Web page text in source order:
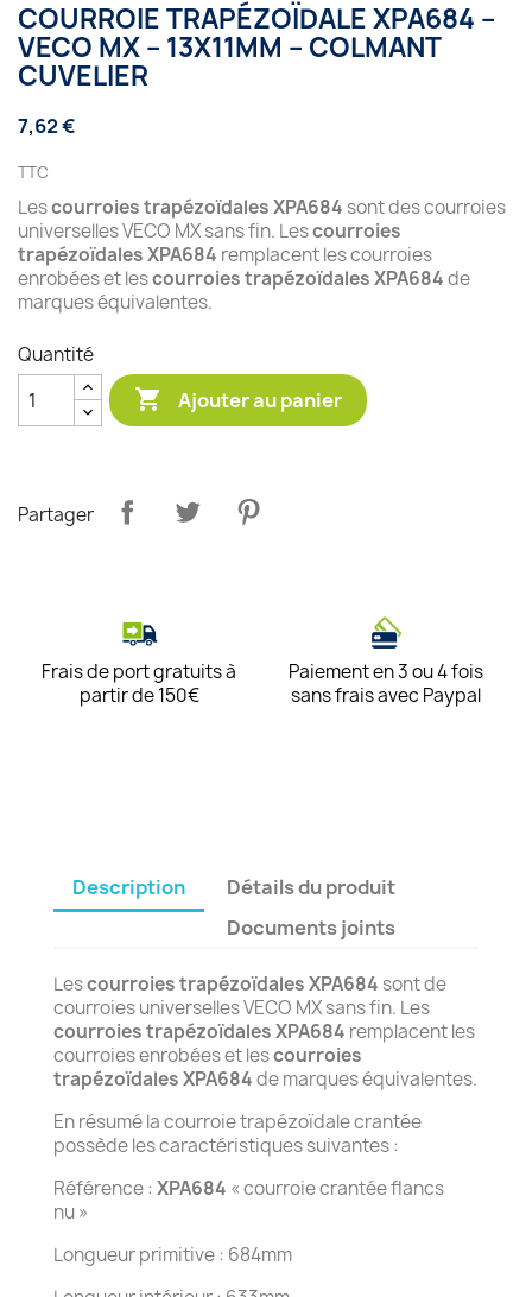
COURROIE TRAPÉZOÏDALE XPA684 –
VECO MX – 13X11MM – COLMANT
CUVELIER
7,62 €
TTC
Lescourroies trapézoïdales XPA684 sont des courroies
universelles VECO MX sans fin. Lescourroies
trapézoïdales XPA684 remplacent les courroies
enrobées et lescourroies trapézoïdales XPA684de
marques équivalentes.
Quantité
 Ajouter au panier
Partager
Frais de port gratuits à
partir de 150€
Paiement en 3 ou 4 fois
sans frais avec Paypal
Description
Détails du produit
Documents joints
Lescourroies trapézoïdales XPA684 sont de
courroies universelles VECO MX sans fin. Les
courroies trapézoïdales XPA684 remplacent les
courroies enrobées et lescourroies
trapézoïdales XPA684de marques équivalentes.
En résumé la courroie trapézoïdale crantée
possède les caractéristiques suivantes :
Référence : XPA684 « courroie crantée flancs
nu »
Longueur primitive : 684mm